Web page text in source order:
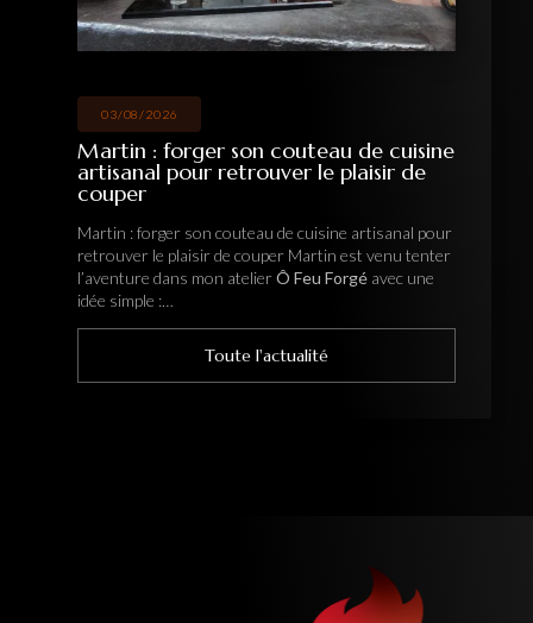
03/08/2026
Martin : forger son couteau de cuisine
artisanal pour retrouver le plaisir de
couper
Martin : forger son couteau de cuisine artisanal pour
retrouver le plaisir de couper Martin est venu tenter
l’aventure dans mon atelierÔ Feu Forgé avec une
idée simple :…
Toute l'actualité